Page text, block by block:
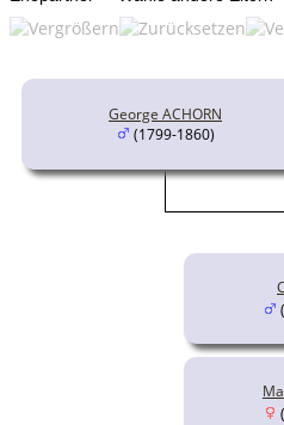
George ACHORN
(1799-1860)